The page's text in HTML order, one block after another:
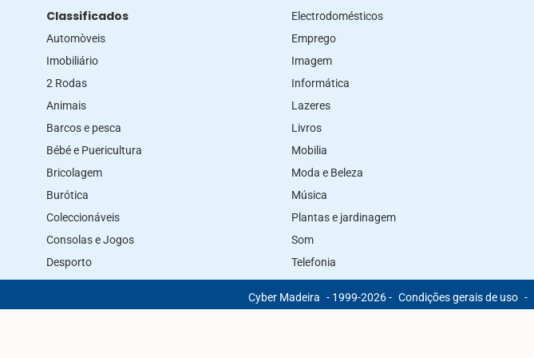
Classificados
Automòveis
Imobiliário
2 Rodas
Animais
Barcos e pesca
Bébé e Puericultura
Bricolagem
Burótica
Coleccionáveis
Consolas e Jogos
Desporto
Electrodomésticos
Emprego
Imagem
Informática
Lazeres
Livros
Mobilia
Moda e Beleza
Música
Plantas e jardinagem
Som
Telefonia
Cyber Madeira - 1999-2026 - Condições gerais de uso -